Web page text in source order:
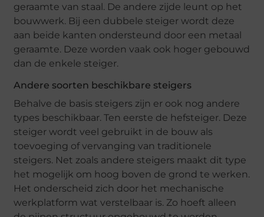
geraamte van staal. De andere zijde leunt op het
bouwwerk. Bij een dubbele steiger wordt deze
aan beide kanten ondersteund door een metaal
geraamte. Deze worden vaak ook hoger gebouwd
dan de enkele steiger.
Andere soorten beschikbare steigers
Behalve de basis steigers zijn er ook nog andere
types beschikbaar. Ten eerste de hefsteiger. Deze
steiger wordt veel gebruikt in de bouw als
toevoeging of vervanging van traditionele
steigers. Net zoals andere steigers maakt dit type
het mogelijk om hoog boven de grond te werken.
Het onderscheid zich door het mechanische
werkplatform wat verstelbaar is. Zo hoeft alleen